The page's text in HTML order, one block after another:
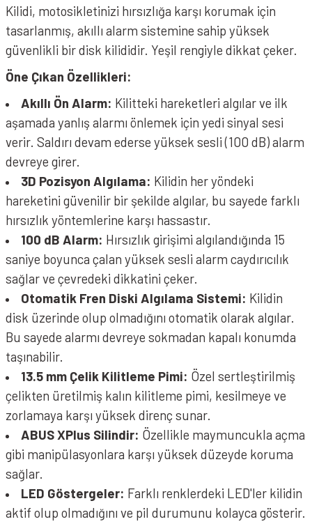
Kilidi, motosikletinizi hırsızlığa karşı korumak için
tasarlanmış, akıllı alarm sistemine sahip yüksek
güvenlikli bir disk kilididir. Yeşil rengiyle dikkat çeker.
Öne Çıkan Özellikleri:
Akıllı Ön Alarm: Kilitteki hareketleri algılar ve ilk
aşamada yanlış alarmı önlemek için yedi sinyal sesi
verir. Saldırı devam ederse yüksek sesli (100 dB) alarm
devreye girer.
3D Pozisyon Algılama: Kilidin her yöndeki
hareketini güvenilir bir şekilde algılar, bu sayede farklı
hırsızlık yöntemlerine karşı hassastır.
100 dB Alarm: Hırsızlık girişimi algılandığında 15
saniye boyunca çalan yüksek sesli alarm caydırıcılık
sağlar ve çevredeki dikkatini çeker.
Otomatik Fren Diski Algılama Sistemi: Kilidin
disk üzerinde olup olmadığını otomatik olarak algılar.
Bu sayede alarmı devreye sokmadan kapalı konumda
taşınabilir.
13.5 mm Çelik Kilitleme Pimi: Özel sertleştirilmiş
çelikten üretilmiş kalın kilitleme pimi, kesilmeye ve
zorlamaya karşı yüksek direnç sunar.
ABUS XPlus Silindir: Özellikle maymuncukla açma
gibi manipülasyonlara karşı yüksek düzeyde koruma
sağlar.
LED Göstergeler: Farklı renklerdeki LED'ler kilidin
aktif olup olmadığını ve pil durumunu kolayca gösterir.